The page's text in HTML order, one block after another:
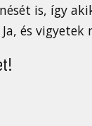
is, így
és